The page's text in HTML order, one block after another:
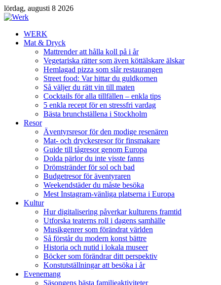
lördag, augusti 8 2026
WERK
Mat & Dryck
Mattrender att hålla koll på i år
Vegetariska rätter som även köttälskare älskar
Hemlagad pizza som slår restaurangen
Street food: Var hittar du guldkornen
Så väljer du rätt vin till maten
Cocktails för alla tillfällen – enkla tips
5 enkla recept för en stressfri vardag
Bästa brunchställena i Stockholm
Resor
Äventyrsresor för den modige resenären
Mat- och dryckesresor för finsmakare
Guide till tågresor genom Europa
Dolda pärlor du inte visste fanns
Drömstränder för sol och bad
Budgetresor för äventyraren
Weekendstäder du måste besöka
Mest Instagram-vänliga platserna i Europa
Kultur
Hur digitalisering påverkar kulturens framtid
Utforska teaterns roll i dagens samhälle
Musikgenrer som förändrat världen
Så förstår du modern konst bättre
Historia och nutid i lokala museer
Böcker som förändrar ditt perspektiv
Konstutställningar att besöka i år
Evenemang
Säsongens bästa familjeaktiviteter